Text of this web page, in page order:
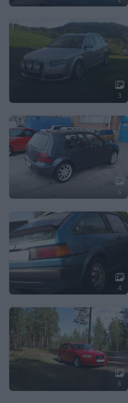
3
6
4
6